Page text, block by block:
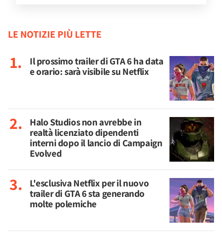
LE NOTIZIE PIÙ LETTE
Il prossimo trailer di GTA 6 ha data
e orario: sarà visibile su Netflix
Halo Studios non avrebbe in
realtà licenziato dipendenti
interni dopo il lancio di Campaign
Evolved
L'esclusiva Netflix per il nuovo
trailer di GTA 6 sta generando
molte polemiche